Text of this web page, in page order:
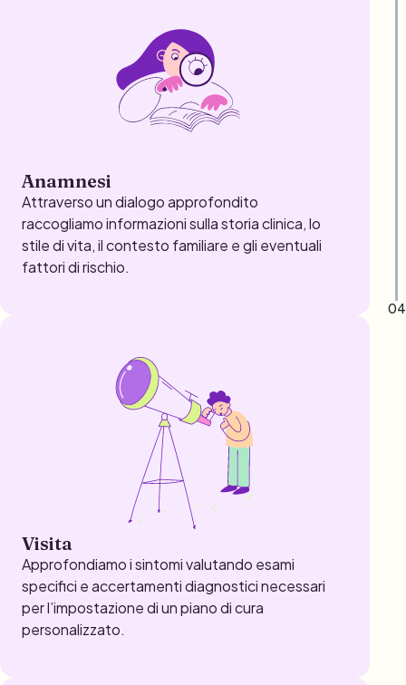
Anamnesi
Attraverso un dialogo approfondito
raccogliamo informazioni sulla storia clinica, lo
stile di vita, il contesto familiare e gli eventuali
fattori di rischio.
Visita
Approfondiamo i sintomi valutando esami
specifici e accertamenti diagnostici necessari
per l’impostazione di un piano di cura
personalizzato.
04